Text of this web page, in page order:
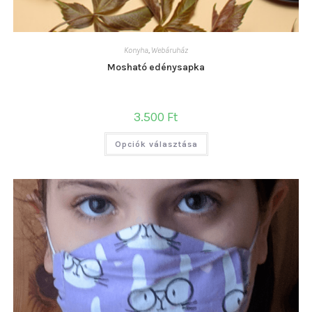
Konyha, Webáruház
Mosható edénysapka
3.500 Ft
Opciók választása
Ennek
terméknek
van.
A
változatok
a
termékoldalon
választhatók
ki